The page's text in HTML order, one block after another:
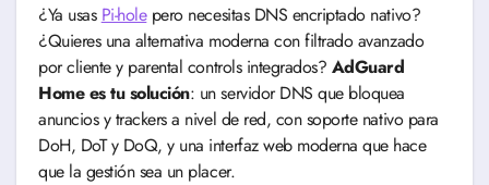
¿Ya usas Pi-holepero necesitas DNS encriptado nativo?
¿Quieres una alternativa moderna con filtrado avanzado
por cliente y parental controls integrados? AdGuard
Home es tu solución: un servidor DNS que bloquea
anuncios y trackers a nivel de red, con soporte nativo para
DoH, DoT y DoQ, y una interfaz web moderna que hace
que la gestión sea un placer.